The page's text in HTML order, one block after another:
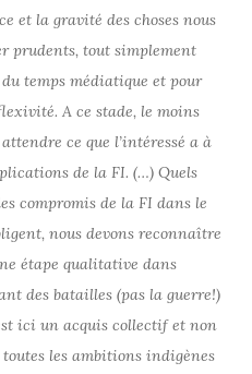
et la gravité des choses nous
prudents, tout simplement
temps médiatique et pour
A ce stade, le moins
ce que l’intéressé a à
de la FI. (…) Quels
compromis de la FI dans le
nous devons reconnaître
étape qualitative dans
des batailles (pas la guerre!)
ici un acquis collectif et non
les ambitions indigènes